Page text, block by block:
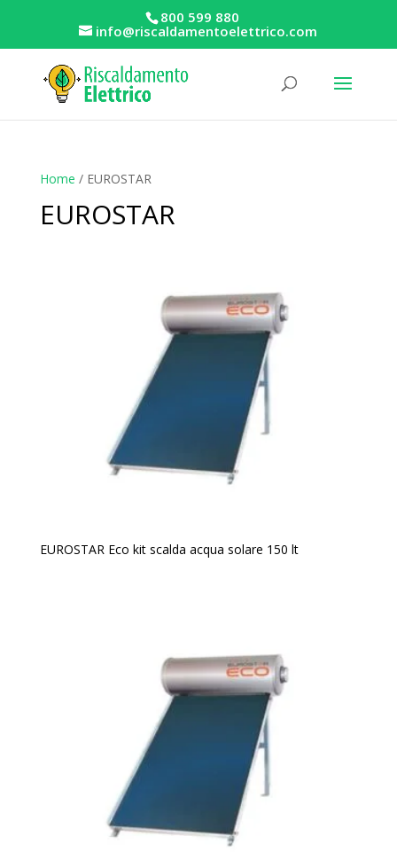
800 599 880
info@riscaldamentoelettrico.com
Home / EUROSTAR
EUROSTAR
EUROSTAR Eco kit scalda acqua solare 150 lt